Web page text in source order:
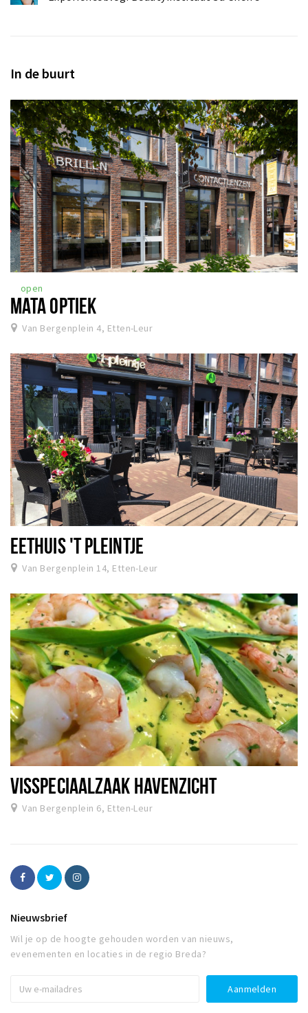
In de buurt
open
MATA OPTIEK
Van Bergenplein 4, Etten-Leur
EETHUIS 'T PLEINTJE
Van Bergenplein 14, Etten-Leur
VISSPECIAALZAAK HAVENZICHT
Van Bergenplein 6, Etten-Leur
Nieuwsbrief
Wil je op de hoogte gehouden worden van nieuws,
evenementen en locaties in de regio Breda?